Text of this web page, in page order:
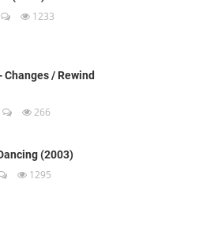
1233
Changes / Rewind
266
(2003)
1295